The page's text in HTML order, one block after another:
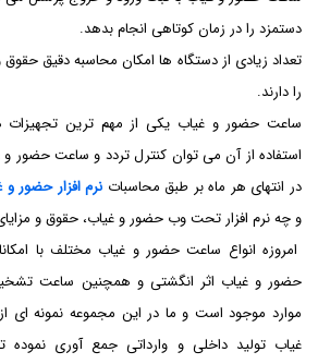
دستمزد را در زمان کوتاهی انجام بدهد.
تعداد زیادی از دستگاه ها امکان محاسبه دقیق
را دارند.
ساعت حضور و غیاب یکی از مهم ترین تجهیزات
استفاده از آن می توان کنترل تردد و ساعت حضور و
در انتهای هر ماه بر طبق محاسبات نرم افزار حضور و
و چه نرم افزار تحت وب حضور و غیاب، حقوق و
امروزه انواع ساعت حضور و غیاب مختلف با
حضور و غیاب اثر انگشتی و همچنین ساعت
موارد موجود است و ما در این مجموعه نمونه ای
غیاب تولید داخلی و وارداتی جمع آوری نموده